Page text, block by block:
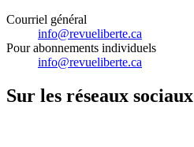
Courriel général
info@revueliberte.ca
Pour abonnements individuels
info@revueliberte.ca
Sur les réseaux sociaux